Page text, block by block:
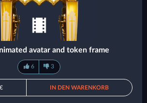
avatar and token frame
6 3
IN DEN WARENKORB